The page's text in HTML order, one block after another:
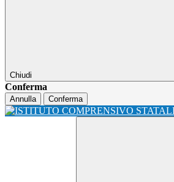
Chiudi
Conferma
Annulla Conferma